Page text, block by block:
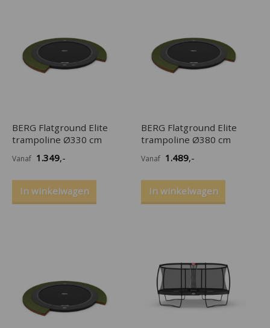
BERG Flatground Elite
trampoline Ø330 cm
Vanaf 1.349,-
In winkelwagen
BERG Flatground Elite
trampoline Ø380 cm
Vanaf 1.489,-
In winkelwagen